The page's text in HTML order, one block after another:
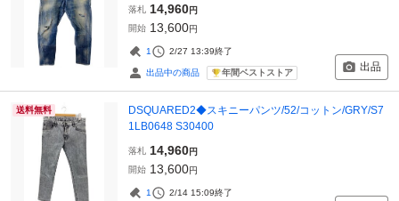
落札 14,960円
開始 13,600円
1 2/27 13:39終了
出品中の商品 年間ベストストア 出品
送料無料
DSQUARED2◆スキニーパンツ/52/コットン/GRY/S7
1LB0648 S30400
落札 14,960円
開始 13,600円
1 2/14 15:09終了